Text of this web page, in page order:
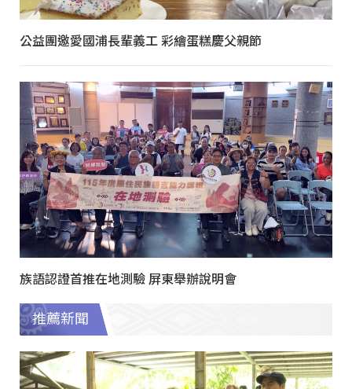
公益團邀愛國浦長輩義工 彩繪蛋糕慶父親節
族語認證首推在地測驗 屏東舉辦說明會
推薦新聞